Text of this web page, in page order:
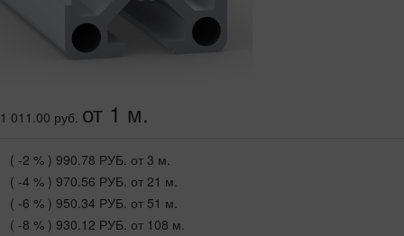
1 011.00 руб. от 1 м.
( -2 % ) 990.78 РУБ. от 3 м.
( -4 % ) 970.56 РУБ. от 21 м.
( -6 % ) 950.34 РУБ. от 51 м.
( -8 % ) 930.12 РУБ. от 108 м.